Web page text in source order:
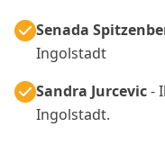
Senada
Ingolstadt
Sandra Jurcevic-
Ingolstadt.